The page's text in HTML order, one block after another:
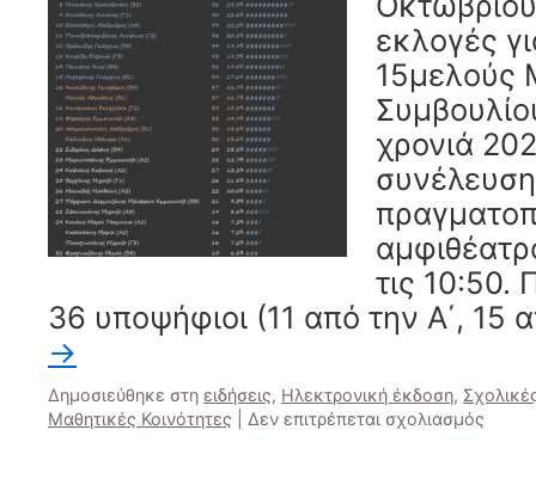
Εκφοβισμού
εκλογές
15μελούς
χρονιά
συνέλευση
τις 10:50.
36 υποψήφιοι (11 από την Α΄, 15
→
Δημοσιεύθηκε στη ειδήσεις, Ηλεκτρονική έκδοση,
Μαθητικές Κοινότητες
Δεν επιτρέπεται σχολιασμός